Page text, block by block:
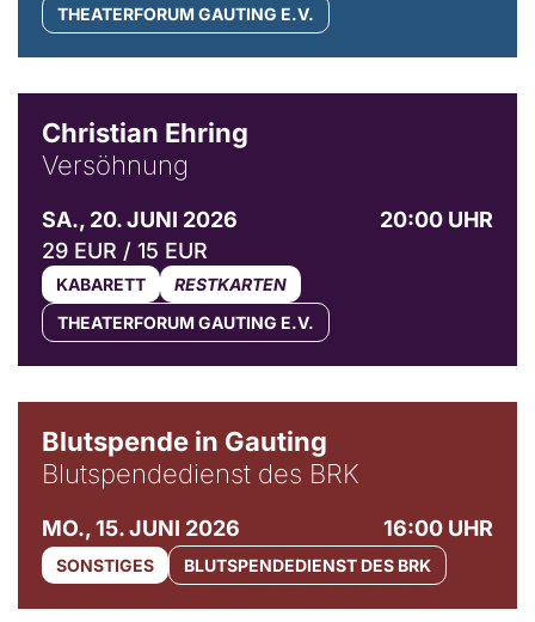
THEATERFORUM GAUTING E.V.
Christian Ehring
Versöhnung
SA., 20. JUNI 2026
20:00 UHR
29 EUR / 15 EUR
KABARETT
RESTKARTEN
THEATERFORUM GAUTING E.V.
Blutspende in Gauting
Blutspendedienst des BRK
MO., 15. JUNI 2026 16:00 UHR
SONSTIGES BLUTSPENDEDIENST DES BRK